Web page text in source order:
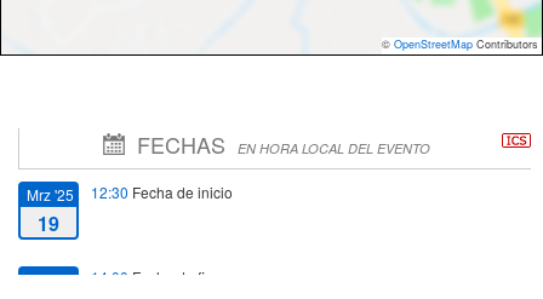
© OpenStreetMap Contributors
FECHAS EN HORA LOCAL DEL EVENTO
Mrz '25
19
12:30 Fecha de inicio
Mrz '25 14:00 Fecha de fin